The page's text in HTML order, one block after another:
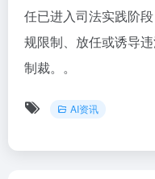
任已进入司法实践阶
规限制、放任或诱导
制裁。。
AI资讯